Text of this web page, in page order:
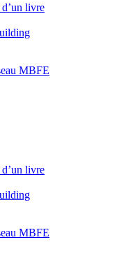
livre
MBFE
livre
MBFE